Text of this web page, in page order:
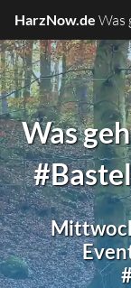
HarzNow.de Was
Was